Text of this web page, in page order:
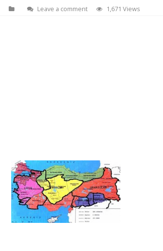
Leave a comment 1,671 Views